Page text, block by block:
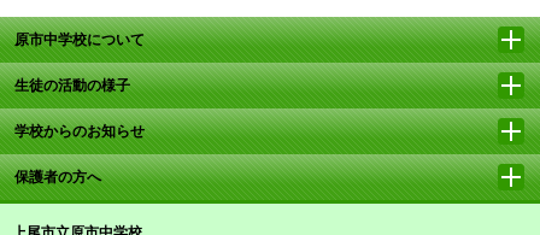
原市中学校について
生徒の活動の様子
学校からのお知らせ
保護者の方へ